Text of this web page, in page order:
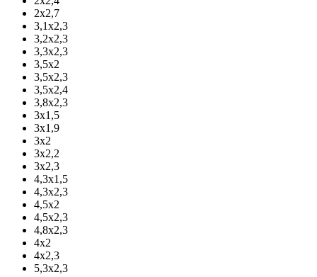
2х2,7
3,1х2,3
3,2х2,3
3,3х2,3
3,5х2
3,5х2,3
3,5х2,4
3,8х2,3
3х1,5
3х1,9
3х2
3х2,2
3х2,3
4,3х1,5
4,3х2,3
4,5х2
4,5х2,3
4,8х2,3
4х2
4х2,3
5,3х2,3